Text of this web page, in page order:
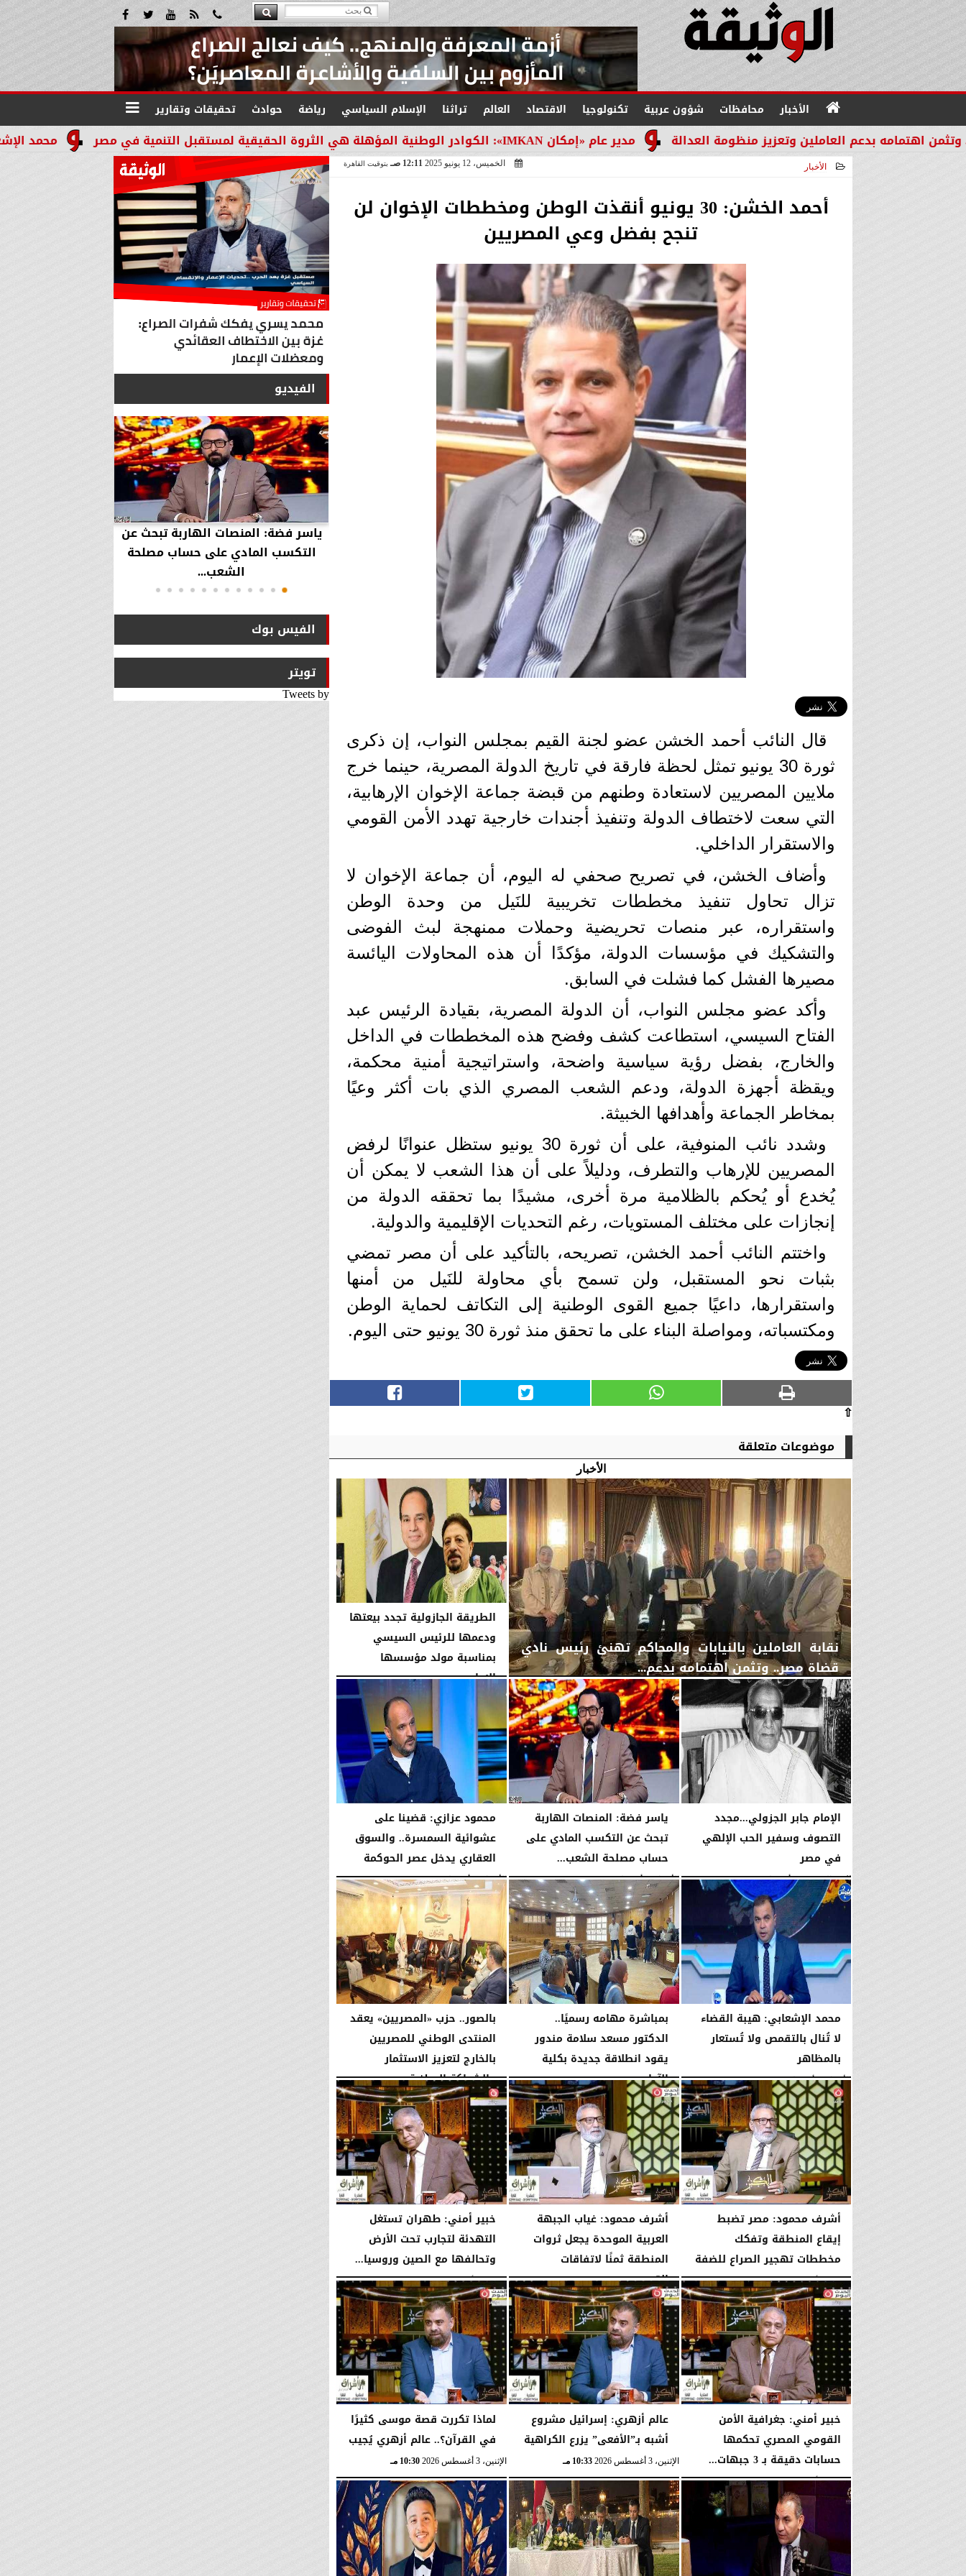
الأخبار محافظات شؤون عربية تكنولوجيا الاقتصاد العالم تراثنا الإسلام السياسي رياضة حوادث تحقيقات وتقارير
محمد الإشعابي: هيبة مدير عام «إمكان IMKAN»: الكوادر الوطنية المؤهلة هي الثروة الحقيقية لمستقبل التنمية في مصر العاملين وتعزيز منظومة العدالة
الأخبار الخميس، 12 يونيو 2025 12:11 صـ بتوقيت القاهرة
أحمد الخشن: 30 يونيو أنقذت الوطن ومخططات الإخوان لن
تنجح بفضل وعي المصريين
قال النائب أحمد الخشن عضو لجنة القيم بمجلس النواب، إن ذكرى
ثورة 30 يونيو تمثل لحظة فارقة في تاريخ الدولة المصرية، حينما خرج
ملايين المصريين لاستعادة وطنهم من قبضة جماعة الإخوان الإرهابية،
التي سعت لاختطاف الدولة وتنفيذ أجندات خارجية تهدد الأمن القومي
والاستقرار الداخلي.
وأضاف الخشن، في تصريح صحفي له اليوم، أن جماعة الإخوان لا
تزال تحاول تنفيذ مخططات تخريبية للنَيل من وحدة الوطن
واستقراره، عبر منصات تحريضية وحملات ممنهجة لبث الفوضى
والتشكيك في مؤسسات الدولة، مؤكدًا أن هذه المحاولات اليائسة
مصيرها الفشل كما فشلت في السابق.
وأكد عضو مجلس النواب، أن الدولة المصرية، بقيادة الرئيس عبد
الفتاح السيسي، استطاعت كشف وفضح هذه المخططات في الداخل
والخارج، بفضل رؤية سياسية واضحة، واستراتيجية أمنية محكمة،
ويقظة أجهزة الدولة، ودعم الشعب المصري الذي بات أكثر وعيًا
بمخاطر الجماعة وأهدافها الخبيثة.
وشدد نائب المنوفية، على أن ثورة 30 يونيو ستظل عنوانًا لرفض
المصريين للإرهاب والتطرف، ودليلاً على أن هذا الشعب لا يمكن أن
يُخدع أو يُحكم بالظلامية مرة أخرى، مشيدًا بما تحققه الدولة من
إنجازات على مختلف المستويات، رغم التحديات الإقليمية والدولية.
واختتم النائب أحمد الخشن، تصريحه، بالتأكيد على أن مصر تمضي
بثبات نحو المستقبل، ولن تسمح بأي محاولة للنَيل من أمنها
واستقرارها، داعيًا جميع القوى الوطنية إلى التكاتف لحماية الوطن
ومكتسباته، ومواصلة البناء على ما تحقق منذ ثورة 30 يونيو حتى اليوم.
⇧
موضوعات متعلقة
الأخبار
نقابة العاملين بالنيابات والمحاكم تهنئ رئيس نادي
قضاة مصر.. وتثمن اهتمامه بدعم...
اليومالخميس، 6 أغسطس 2026 06:22 مـ
الطريقة الجازولية تجدد بيعتها
ودعمها للرئيس السيسي
بمناسبة مولد مؤسسها
الإمام...
اليوم 02:46 مـ
الإمام جابر الجزولي...مجدد
التصوف وسفير الحب الإلهي
في مصر
اليومالخميس، 6 أغسطس 2026 01:45 مـ
ياسر فضة: المنصات الهاربة
تبحث عن التكسب المادي على
حساب مصلحة الشعب...
الأربعاء، 5 أغسطس 2026 08:42 مـ
محمود عزازي: قضينا على
عشوائية السمسرة.. والسوق
العقاري يدخل عصر الحوكمة
الأربعاء، 5 أغسطس 2026 08:19 مـ
محمد الإشعابي: هيبة القضاء
لا تُنال بالتقمص ولا تُستعار
بالمظاهر
الأربعاء، 5 أغسطس 2026 08:17 مـ
بمباشرة مهامه رسميًا..
الدكتور مسعد سلامة مندور
يقود انطلاقة جديدة بكلية
الآداب...
الأربعاء، 5 أغسطس 2026 04:51 مـ
بالصور.. حزب «المصريين» يعقد
المنتدى الوطني للمصريين
بالخارج لتعزيز الاستثمار
والشراكة الوطنية
الثلاثاء، 4 أغسطس 2026 11:31 مـ
أشرف محمود: مصر تضبط
إيقاع المنطقة وتفكك
مخططات تهجير الصراع للضفة
الإثنين، 3 أغسطس 2026 10:44 مـ
أشرف محمود: غياب الجبهة
العربية الموحدة يجعل ثروات
المنطقة ثمنًا لاتفاقات
القوى...
الإثنين، 3 أغسطس 2026 10:42 مـ
خبير أمني: طهران تستغل
التهدئة لتجارب تحت الأرض
وتحالفها مع الصين وروسيا...
الإثنين، 3 أغسطس 2026 10:37 مـ
خبير أمني: جغرافية الأمن
القومي المصري تحكمها
حسابات دقيقة بـ 3 جبهات...
الإثنين، 3 أغسطس 2026 10:35 مـ
عالم أزهري: إسرائيل مشروع
أشبه بـ”الأفعى” يزرع الكراهية
الإثنين، 3 أغسطس 2026 10:33 مـ
لماذا تكررت قصة موسى كثيرًا
في القرآن؟.. عالم أزهري يُجيب
الإثنين، 3 أغسطس 2026 10:30 مـ
الفيديو
أستاذ كيمياء حيوية: غلي اللبن السايب
في المنازل لا يقضي على الأمراض...
ياسر فضة: المنصات الهاربة تبحث عن
التكسب المادي على حساب مصلحة
الشعب...
الفيس بوك
تويتر
Tweets by